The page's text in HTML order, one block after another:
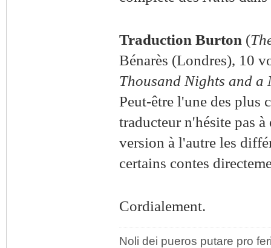
Traduction Burton (
Bénarès (Londres), 10
Thousand Nights and a
Peut-être l'une des plus
traducteur n'hésite pas
version à l'autre les
certains contes
Cordialement.
Noli dei pueros putare pro